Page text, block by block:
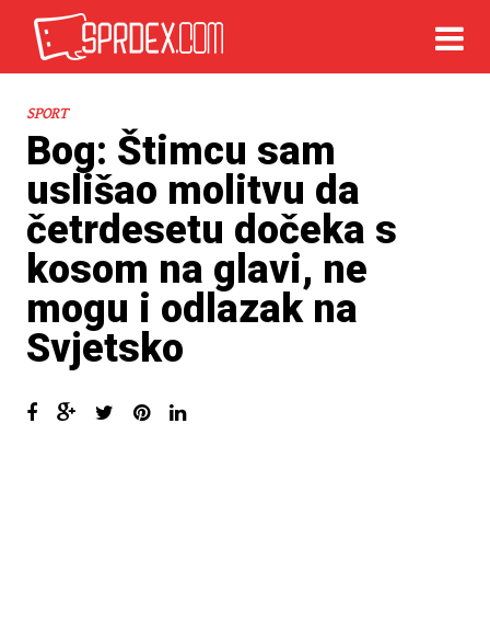
SPORT
Bog: Štimcu sam
uslišao molitvu da
četrdesetu dočeka s
kosom na glavi, ne
mogu i odlazak na
Svjetsko